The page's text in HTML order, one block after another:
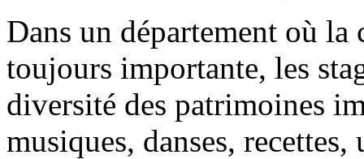
Dans un département où la
toujours importante, les
diversité des patrimoines
musiques, danses,